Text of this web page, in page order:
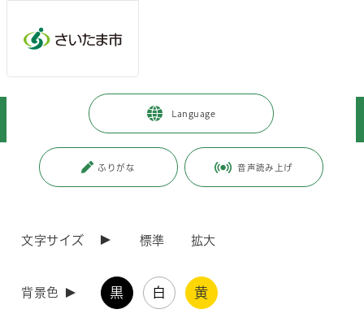
Language
ふりがな 音声読み上げ
文字サイズ 標準 拡大
背景色 黒 白 黄
事業者向けの情報 > 環境・産業・企業立地
農地改良について（土の搬入を伴うもの）
更新日付：2026年5月25日 / ページ番号：C010270
土の搬入を伴うもので、農地の利用増進又は農地の保全といった農業経
市街化区域内の農地を問わず手続きが必要です。